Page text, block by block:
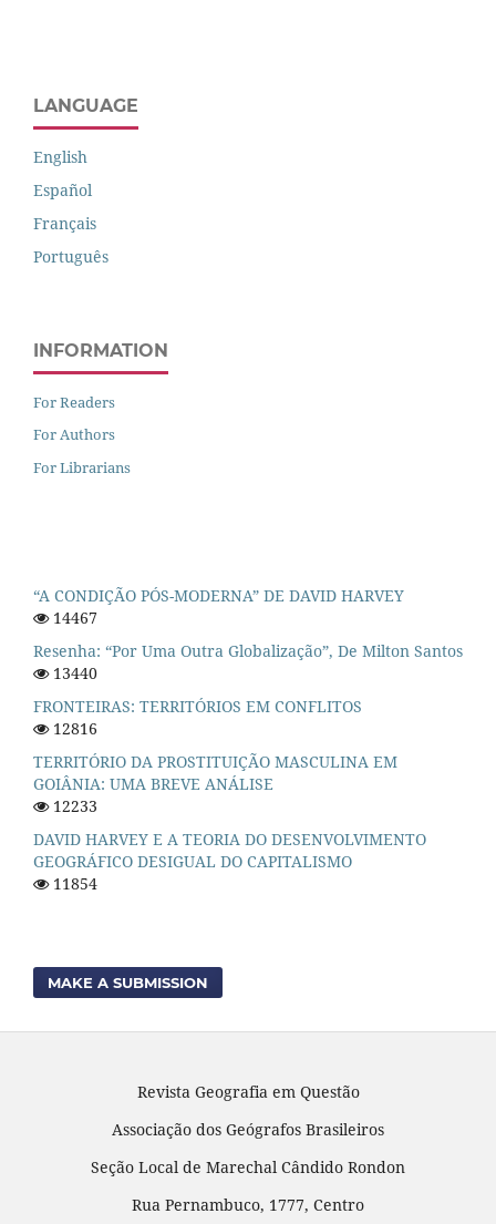
LANGUAGE
English
Español
Français
Português
INFORMATION
For Readers
For Authors
For Librarians
“A CONDIÇÃO PÓS-MODERNA” DE DAVID HARVEY
14467
Resenha: “Por Uma Outra Globalização”, De Milton Santos
13440
FRONTEIRAS: TERRITÓRIOS EM CONFLITOS
12816
TERRITÓRIO DA PROSTITUIÇÃO MASCULINA EM
GOIÂNIA: UMA BREVE ANÁLISE
12233
DAVID HARVEY E A TEORIA DO DESENVOLVIMENTO
GEOGRÁFICO DESIGUAL DO CAPITALISMO
11854
MAKE A SUBMISSION
Revista Geografia em Questão
Associação dos Geógrafos Brasileiros
Seção Local de Marechal Cândido Rondon
Rua Pernambuco, 1777, Centro